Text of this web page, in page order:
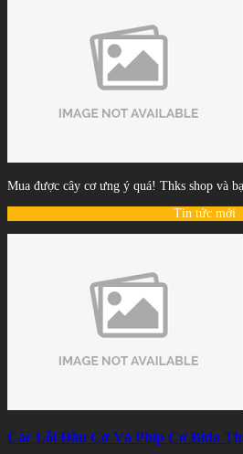
Mua được cây cơ ưng ý quá! Thks shop và
Tin tức mới
Các Lỗi Đầu Cơ Và Phíp Cơ Bida